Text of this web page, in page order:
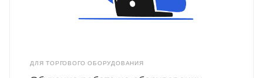
ДЛЯ ТОРГОВОГО ОБОРУДОВАНИЯ